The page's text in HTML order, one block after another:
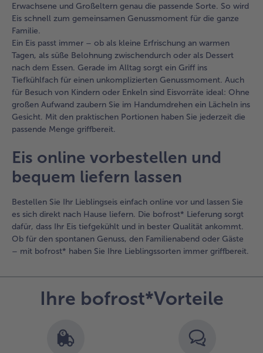
Erwachsene und Großeltern genau die passende Sorte. So wird
Eis schnell zum gemeinsamen Genussmoment für die ganze
Familie.
Ein Eis passt immer – ob als kleine Erfrischung an warmen
Tagen, als süße Belohnung zwischendurch oder als Dessert
nach dem Essen. Gerade im Alltag sorgt ein Griff ins
Tiefkühlfach für einen unkomplizierten Genussmoment. Auch
für Besuch von Kindern oder Enkeln sind Eisvorräte ideal: Ohne
großen Aufwand zaubern Sie im Handumdrehen ein Lächeln ins
Gesicht. Mit den praktischen Portionen haben Sie jederzeit die
passende Menge griffbereit.
Eis online vorbestellen und
bequem liefern lassen
Bestellen Sie Ihr Lieblingseis einfach online vor und lassen Sie
es sich direkt nach Hause liefern. Die bofrost* Lieferung sorgt
dafür, dass Ihr Eis tiefgekühlt und in bester Qualität ankommt.
Ob für den spontanen Genuss, den Familienabend oder Gäste
– mit bofrost* haben Sie Ihre Lieblingssorten immer griffbereit.
Ihre bofrost*Vorteile